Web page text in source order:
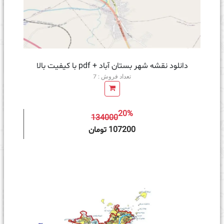
دانلود نقشه شهر بستان آباد + pdf با کیفیت بالا
تعداد فروش : 7
13400020%
107200 تومان